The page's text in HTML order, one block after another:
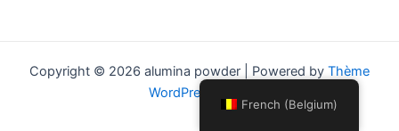
Copyright © 2026 alumina powder | Powered by Thème
WordPress Astra
French (Belgium)